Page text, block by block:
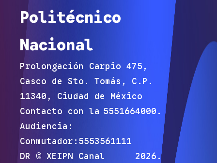
Politécnico
Nacional
Prolongación Carpio 475,
Casco de Sto. Tomás, C.P.
11340, Ciudad de México
Contacto con la
Audiencia:
5551664000.
Conmutador: 5553561111
DR © XEIPN Canal
2026 .